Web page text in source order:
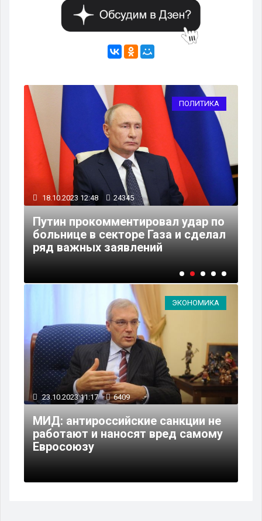
ПОЛИТИКА
18.10.2023 12:48 24345
Путин прокомментировал удар по
больнице в секторе Газа и сделал
ряд важных заявлений
ЭКОНОМИКА
23.10.2023 11:17 6409
МИД: антироссийские санкции не
работают и наносят вред самому
Евросоюзу